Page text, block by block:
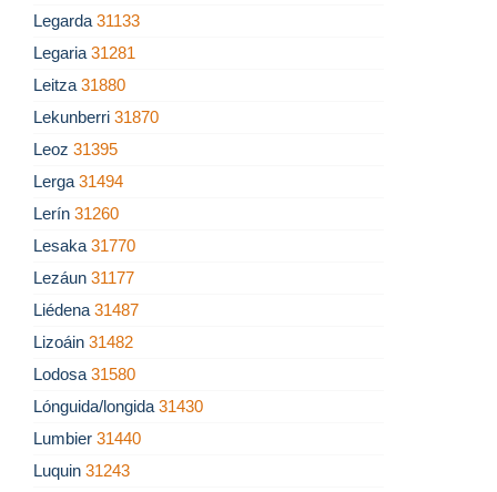
Legarda 31133
Legaria 31281
Leitza 31880
Lekunberri 31870
Leoz 31395
Lerga 31494
Lerín 31260
Lesaka 31770
Lezáun 31177
Liédena 31487
Lizoáin 31482
Lodosa 31580
Lónguida/longida 31430
Lumbier 31440
Luquin 31243